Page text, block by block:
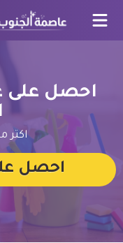
احصل على
اكتر
احصل